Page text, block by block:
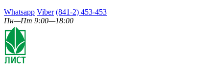
Whatsapp Viber (841-2) 453-453
Пн—Пт 9:00—18:00